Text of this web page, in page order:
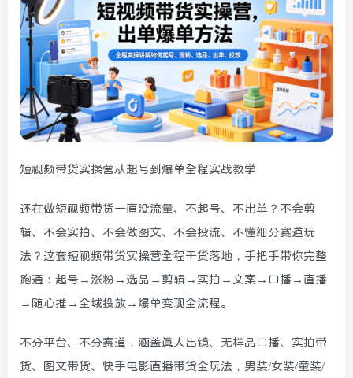
短视频带货实操营从起号到爆单全程实战教学
还在做短视频带货一直没流量、不起号、不出单？不会剪
辑、不会实拍、不会做图文、不会投流、不懂细分赛道玩
法？这套短视频带货实操营全程干货落地，手把手带你完整
跑通：起号→涨粉→选品→剪辑→实拍→文案→口播→直播
→随心推→全域投放→爆单变现全流程。
不分平台、不分赛道，涵盖真人出镜、无样品口播、实拍带
货、图文带货、快手电影直播带货全玩法，男装/女装/童装/